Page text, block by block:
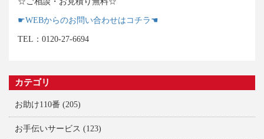
☛WEBからのお問い合わせはコチラ☚
TEL： 0120-27-6694
カテゴリ
お助け110番 (205)
お手伝いサービス (123)